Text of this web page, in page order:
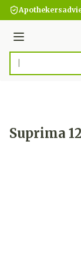
Ga naar de
Menu
Product,
Suprima